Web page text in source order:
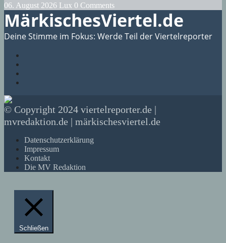
06. August 2026 Lux 0 Comments
MärkischesViertel.de
Deine Stimme im Fokus: Werde Teil der Viertelreporter
© Copyright 2024 viertelreporter.de |
mvredaktion.de | märkischesviertel.de
Datenschutzerklärung
Impressum
Kontakt
Die MV Redaktion
Schließen